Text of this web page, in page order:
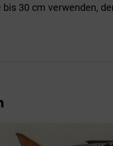
30 cm verwenden,